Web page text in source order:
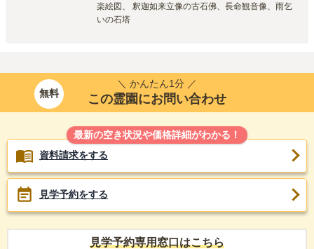
楽絵図、 釈迦如来立像の古石佛、長命観音像、雨乞
いの石塔
無料
＼ かんたん1分 ／
この霊園にお問い合わせ
最新の空き状況や価格詳細がわかる！
資料請求をする
見学予約をする
見学予約専用窓口はこちら